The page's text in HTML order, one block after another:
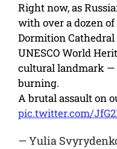
Right now, as
with over a dozen
Dormition
UNESCO World
cultural landmark —
burning.
A brutal assault on
pic.twitter.com/
— Yulia